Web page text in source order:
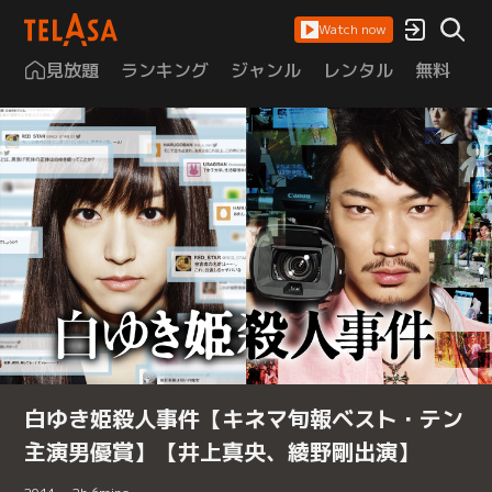
Watch now
見放題 ランキング ジャンル レンタル 無料
白ゆき姫殺人事件【キネマ旬報ベスト・テン
主演男優賞】【井上真央、綾野剛出演】